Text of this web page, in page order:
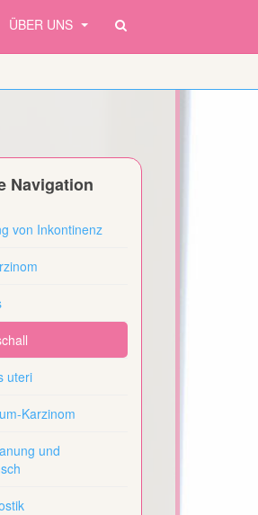
ÜBER UNS
Navigation
von Inkontinenz
uteri
Karzinom
und